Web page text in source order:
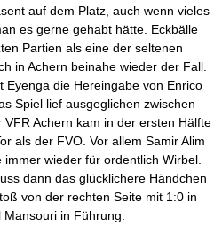
auf dem Platz, auch wenn vieles
es gerne gehabt hätte. Eckbälle
Partien als eine der seltenen
in Achern beinahe wieder der Fall.
Eyenga die Hereingabe von Enrico
Spiel lief ausgeglichen zwischen
Achern kam in der ersten Hälfte
als der FVO. Vor allem Samir Alim
wieder für ordentlich Wirbel.
dann das glücklichere Händchen
von der rechten Seite mit 1:0 in
in Führung.